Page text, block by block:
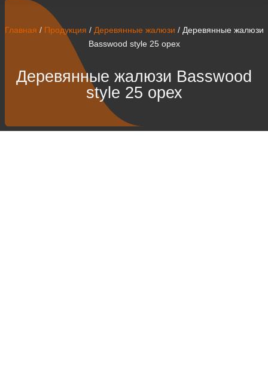
Главная / Продукция / Деревянные жалюзи / Деревянные жалюзи
Basswood style 25 орех
Деревянные жалюзи Basswood
style 25 орех